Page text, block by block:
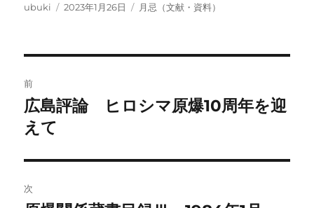
投
ubuki
投
2023年1月26日
カ
月忌（文献・資料）
稿
ナ
ビ
ゲ
前
前
の
稿:
広島評論 ヒロシマ原爆10周年を迎
えて
次